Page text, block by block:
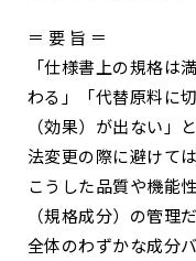
＝ 要 旨 ＝
「仕様書上の規格は
わる」「代替原料に
（効果）が出ない」
法変更の際に避けて
こうした品質や機能
（規格成分）の管理
全体のわずかな成分